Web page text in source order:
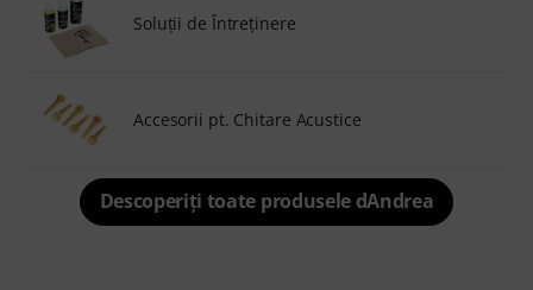
Soluţii de Întreţinere
Accesorii pt. Chitare Acustice
Descoperiți toate produsele dAndrea